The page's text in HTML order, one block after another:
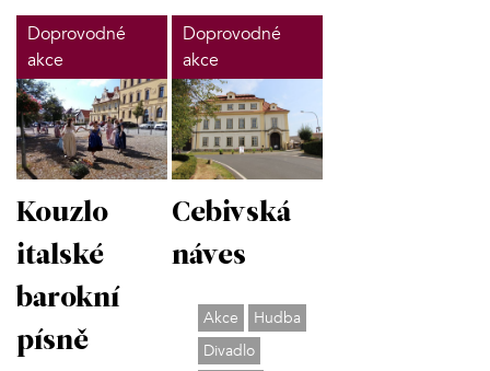
Doprovodné
akce
Kouzlo
italské
barokní
písně
Doprovodné
akce
Cebivská
náves
Akce
Hudba
Divadlo